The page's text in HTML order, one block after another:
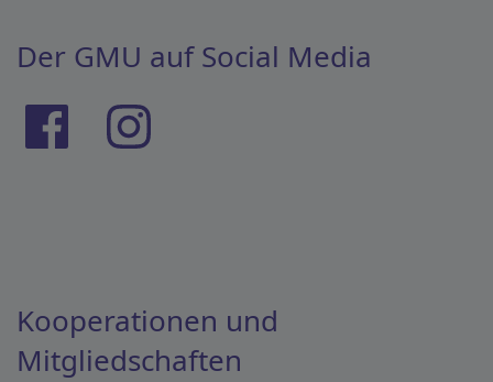
Der GMU auf Social Media
Kooperationen und
Mitgliedschaften